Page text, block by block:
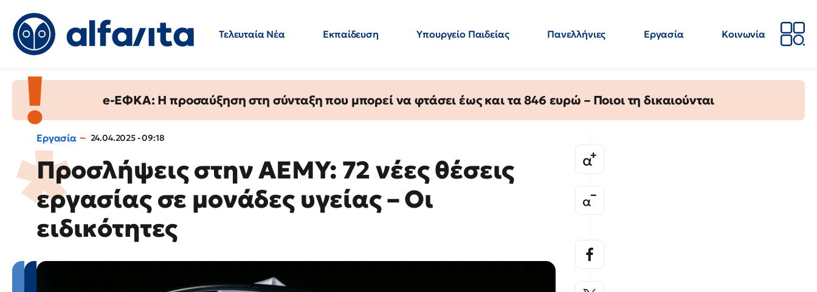
Τελευταία Νέα Εκπαίδευση Υπουργείο Παιδείας Πανελλήνιες Εργασία
Κοινωνία
e-ΕΦΚΑ: Η προσαύξηση στη σύνταξη που μπορεί να φτάσει έως και τα 846 ευρώ – Ποιοι τη δικαιούνται
Εργασία 24.04.2025 - 09:18
Προσλήψεις στην ΑΕΜΥ: 72 νέες θέσεις
εργασίας σε μονάδες υγείας – Οι
ειδικότητες